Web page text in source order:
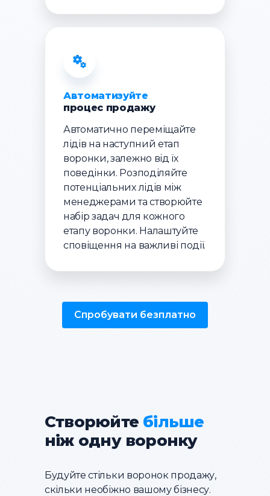
Автоматизуйте
процес продажу
Автоматично переміщайте
лідів на наступний етап
воронки, залежно від їх
поведінки. Розподіляйте
потенціальних лідів між
менеджерами та створюйте
набір задач для кожного
етапу воронки. Налаштуйте
сповіщення на важливі події.
Спробувати безплатно
Створюйте більше
ніж одну воронку
Будуйте стільки воронок продажу,
скільки необіжно вашому бізнесу.